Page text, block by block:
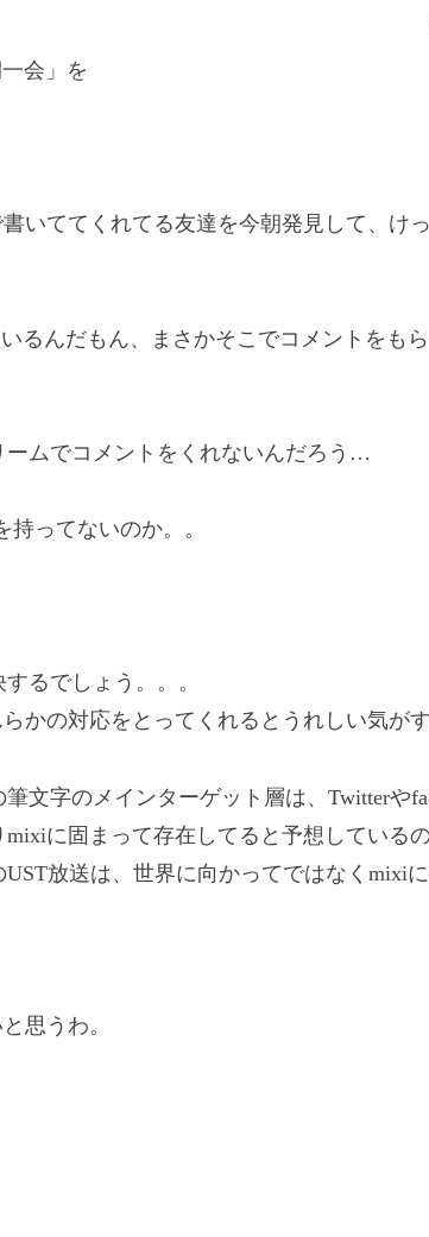
会」を
いててくれてる友達を今朝発見して、け
るんだもん、まさかそこでコメントをも
ームでコメントをくれないんだろう…
持ってないのか。。
るでしょう。。。
かの対応をとってくれるとうれしい気がす
文字のメインターゲット層は、Twitterや
に固まって存在してると予想している
放送は、世界に向かってではなくmixi
思うわ。